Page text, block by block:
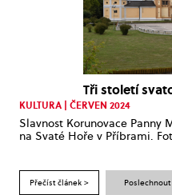
Tři století
KULTURA | ČERVEN 2024
Slavnost Korunovace Panny
na Svaté Hoře v Příbrami.
Přečíst článek >